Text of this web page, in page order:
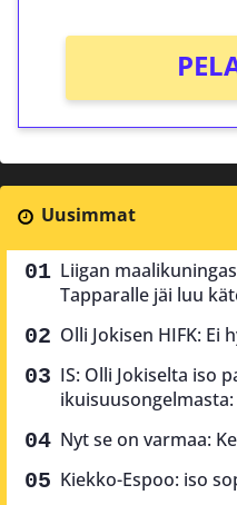
Uusimmat
Liigan
Tapparalle jäi luu
Olli Jokisen HIFK: Ei
IS: Olli Jokiselta iso
ikuisuusongelmasta:
Nyt se on varmaa:
Kiekko-Espoo: iso